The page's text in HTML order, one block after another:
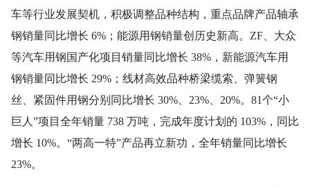
车等行业发展契机，积极调整品种结构，重点品牌产品轴承
钢销量同比增长 6%；能源用钢销量创历史新高。ZF、大众
等汽车用钢国产化项目销量同比增长 38%，新能源汽车用
钢销量同比增长 29%；线材高效品种桥梁缆索、弹簧钢
丝、紧固件用钢分别同比增长 30%、23%、20%。81个“小
巨人”项目全年销量 738 万吨，完成年度计划的 103%，同比
增长 10%。“两高一特”产品再立新功，全年销量同比增长
23%。